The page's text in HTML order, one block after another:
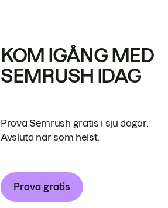
KOM IGÅNG MED
SEMRUSH IDAG
Prova Semrush gratis i sju dagar.
Avsluta när som helst.
Prova gratis